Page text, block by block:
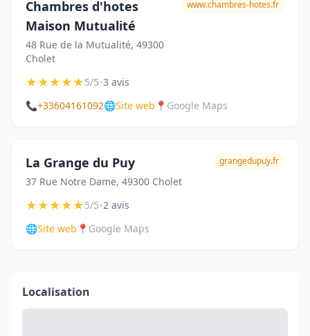
Chambres d'hotes
Maison Mutualité
48 Rue de la Mutualité, 49300
Cholet
www.chambres-hotes.fr
★★★★★5/5•3 avis
📞+33604161092🌐Site web 📍 Google Maps
La Grange du Puy
37 Rue Notre Dame, 49300 Cholet
grangedupuy.fr
★★★★★5/5•2 avis
🌐Site web 📍 Google Maps
Localisation